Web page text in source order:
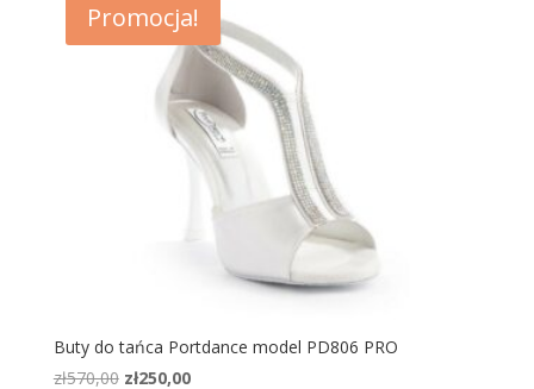
Promocja!
Buty do tańca Portdance model PD806 PRO
zł570,00 Pierwotna
zł250,00Aktualna